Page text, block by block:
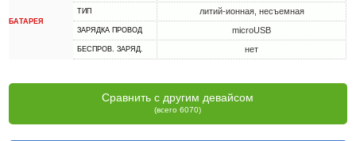
БАТАРЕЯ
ТИП литий-ионная, несъемная
ЗАРЯДКА ПРОВОД microUSB
БЕСПРОВ. ЗАРЯД. нет
Сравнить с другим девайсом
(всего 6070)